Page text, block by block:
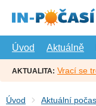
hlavní
Úvod
Aktuálně
AKTUALITA: Vrací se
Úvod Aktuální